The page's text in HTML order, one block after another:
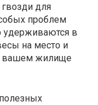
для
проблем
удерживаются в
на место и
вашем жилище